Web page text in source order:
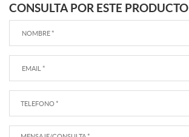
CONSULTA POR ESTE PRODUCTO